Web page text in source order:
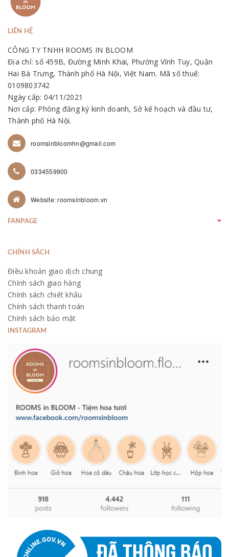
LIÊN HỆ
CÔNG TY TNHH ROOMS IN BLOOM
Địa chỉ: số 459B, Đường Minh Khai, Phường Vĩnh Tuy, Quận
Hai Bà Trưng, Thành phố Hà Nội, Việt Nam. Mã số thuế:
0109803742
Ngày cấp: 04/11/2021
Nơi cấp: Phòng đăng ký kinh doanh, Sở kế hoạch và đầu tư,
Thành phố Hà Nội.
roomsinbloomhn@gmail.com
0334559900
Website: roomsinbloom.vn
FANPAGE
CHÍNH SÁCH
Điều khoản giao dịch chung
Chính sách giao hàng
Chính sách chiết khấu
Chính sách thanh toán
Chính sách bảo mật
INSTAGRAM